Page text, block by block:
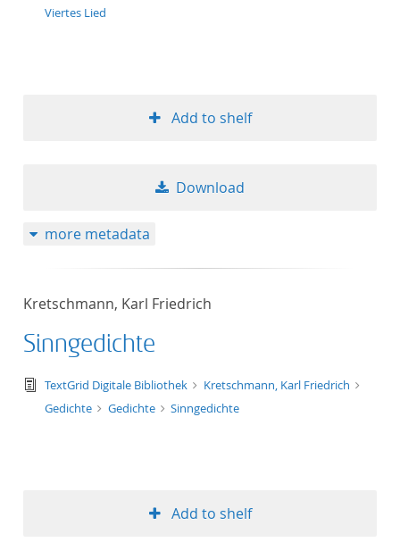
Viertes Lied
Add to shelf
Download
more metadata
Kretschmann, Karl Friedrich
Sinngedichte
text/tg.edition+tg.aggregation+xml
TextGrid Digitale Bibliothek
Kretschmann, Karl Friedrich
Gedichte
Gedichte Sinngedichte
Add to shelf